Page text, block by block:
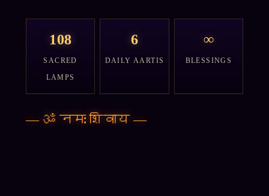
108
SACRED
LAMPS
6
DAILY AARTIS
∞
BLESSINGS
— ॐ नमः शिवाय—